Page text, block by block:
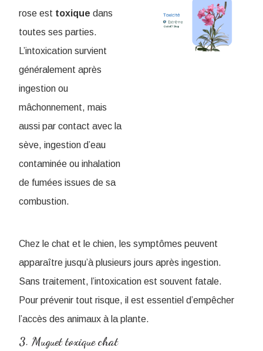
rose est toxique dans
toutes ses parties.
L’intoxication survient
généralement après
ingestion ou
mâchonnement, mais
aussi par contact avec la
sève, ingestion d’eau
contaminée ou inhalation
de fumées issues de sa
combustion.
Chez le chat et le chien, les symptômes peuvent
apparaître jusqu’à plusieurs jours après ingestion.
Sans traitement, l’intoxication est souvent fatale.
Pour prévenir tout risque, il est essentiel d’empêcher
l’accès des animaux à la plante.
3.​ Muguet toxique chat